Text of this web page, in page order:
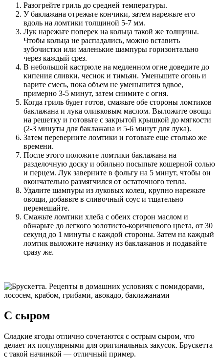
Разогрейте гриль до средней температуры.
У баклажана отрежьте кончики, затем нарежьте его
вдоль на ломтики толщиной 5-7 мм.
Лук нарежьте поперек на кольца такой же толщины.
Чтобы кольца не распадались, можно вставить
зубочистки или маленькие шампуры горизонтально
через каждый срез.
В небольшой кастрюле на медленном огне доведите до
кипения сливки, чеснок и тимьян. Уменьшите огонь и
варите смесь, пока объем не уменьшится вдвое,
примерно 3-5 минут, затем снимите с огня.
Когда гриль будет готов, смажьте обе стороны ломтиков
баклажана и лука оливковым маслом. Выложите овощи
на решетку и готовьте с закрытой крышкой до мягкости
(2-3 минуты для баклажана и 5-6 минут для лука).
Затем переверните ломтики и готовьте еще столько же
времени.
После этого положите ломтики баклажана на
разделочную доску и обильно посыпьте кошерной солью
и перцем. Лук заверните в фольгу на 5 минут, чтобы он
окончательно размягчился от остаточного тепла.
Удалите шампуры из луковых колец, крупно нарежьте
овощи, добавьте в сливочный соус и тщательно
перемешайте.
Смажьте ломтики хлеба с обеих сторон маслом и
обжарьте до легкого золотисто-коричневого цвета, от 30
секунд до 1 минуты с каждой стороны. Затем на каждый
ломтик выложите начинку из баклажанов и подавайте
сразу же.
С сыром
Сладкие ягоды отлично сочетаются с острым сыром, что
делает их популярными для оригинальных закусок. Брускетта
с такой начинкой — отличный пример.